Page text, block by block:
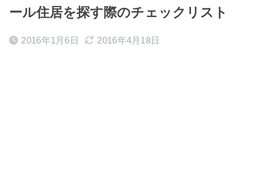
ール住居を探す際のチェックリスト
2016年1月6日 2016年4月18日